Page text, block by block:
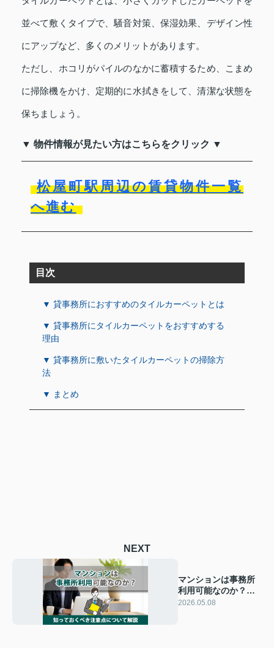
並べて敷くタイプで、騒音対策、保湿効果、デザイン性
にアップなど、多くのメリットがあります。
ただし、ホコリがパイルのなかに蓄積するため、こまめ
に掃除機をかけ、定期的に水拭きをして、清潔な状態を
保ちましょう。
▼ 物件情報が見たい方はこちらをクリック ▼
松屋町駅周辺の賃貸物件一覧
へ進む
目次
▼ 貸事務所におすすめのタイルカーペットとは
▼ 貸事務所にタイルカーペットをおすすめする
理由
▼ 貸事務所に敷いたタイルカーペットの掃除方
法
▼ まとめ
NEXT
マンションは事務所
利用可能なのか？知
っておくべき注意点
2026.05.08